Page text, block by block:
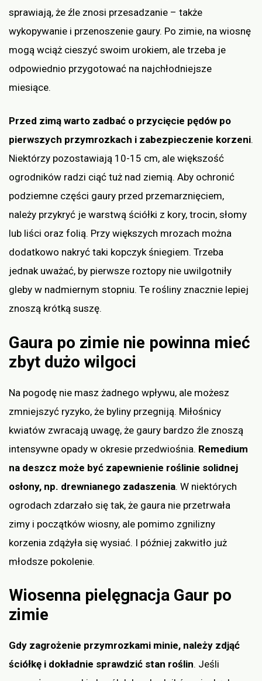
sprawiają, że źle znosi przesadzanie – także
wykopywanie i przenoszenie gaury. Po zimie, na wiosnę
mogą wciąż cieszyć swoim urokiem, ale trzeba je
odpowiednio przygotować na najchłodniejsze
miesiące.
Przed zimą warto zadbać o przycięcie pędów po
pierwszych przymrozkach i zabezpieczenie korzeni.
Niektórzy pozostawiają 10-15 cm, ale większość
ogrodników radzi ciąć tuż nad ziemią. Aby ochronić
podziemne części gaury przed przemarznięciem,
należy przykryć je warstwą ściółki z kory, trocin, słomy
lub liści oraz folią. Przy większych mrozach można
dodatkowo nakryć taki kopczyk śniegiem. Trzeba
jednak uważać, by pierwsze roztopy nie uwilgotniły
gleby w nadmiernym stopniu. Te rośliny znacznie lepiej
znoszą krótką suszę.
Gaura po zimie nie powinna mieć
zbyt dużo wilgoci
Na pogodę nie masz żadnego wpływu, ale możesz
zmniejszyć ryzyko, że byliny przegniją. Miłośnicy
kwiatów zwracają uwagę, że gaury bardzo źle znoszą
intensywne opady w okresie przedwiośnia. Remedium
na deszcz może być zapewnienie roślinie solidnej
osłony, np. drewnianego zadaszenia. W niektórych
ogrodach zdarzało się tak, że gaura nie przetrwała
zimy i początków wiosny, ale pomimo zgnilizny
korzenia zdążyła się wysiać. I później zakwitło już
młodsze pokolenie.
Wiosenna pielęgnacja Gaur po
zimie
Gdy zagrożenie przymrozkami minie, należy zdjąć
ściółkę i dokładnie sprawdzić stan roślin. Jeśli